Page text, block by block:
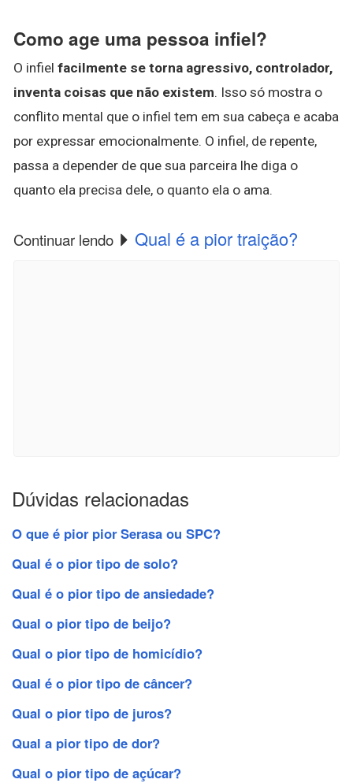
Como age uma pessoa infiel?
O infiel facilmente se torna agressivo, controlador,
inventa coisas que não existem. Isso só mostra o
conflito mental que o infiel tem em sua cabeça e acaba
por expressar emocionalmente. O infiel, de repente,
passa a depender de que sua parceira lhe diga o
quanto ela precisa dele, o quanto ela o ama.
Continuar lendo Qual é a pior traição?
Dúvidas relacionadas
O que é pior pior Serasa ou SPC?
Qual é o pior tipo de solo?
Qual é o pior tipo de ansiedade?
Qual o pior tipo de beijo?
Qual o pior tipo de homicídio?
Qual é o pior tipo de câncer?
Qual o pior tipo de juros?
Qual a pior tipo de dor?
Qual o pior tipo de açúcar?